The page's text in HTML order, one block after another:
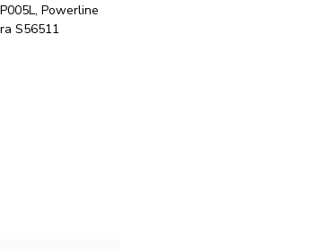
Powerline
S56511